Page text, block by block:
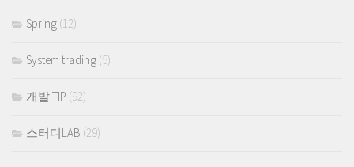
Spring (12)
System trading (5)
개발 TIP (92)
스터디LAB (29)